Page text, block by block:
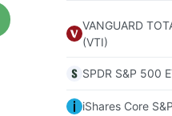
VANGUARD
(VTI)
SPDR S&P 500
iShares Core